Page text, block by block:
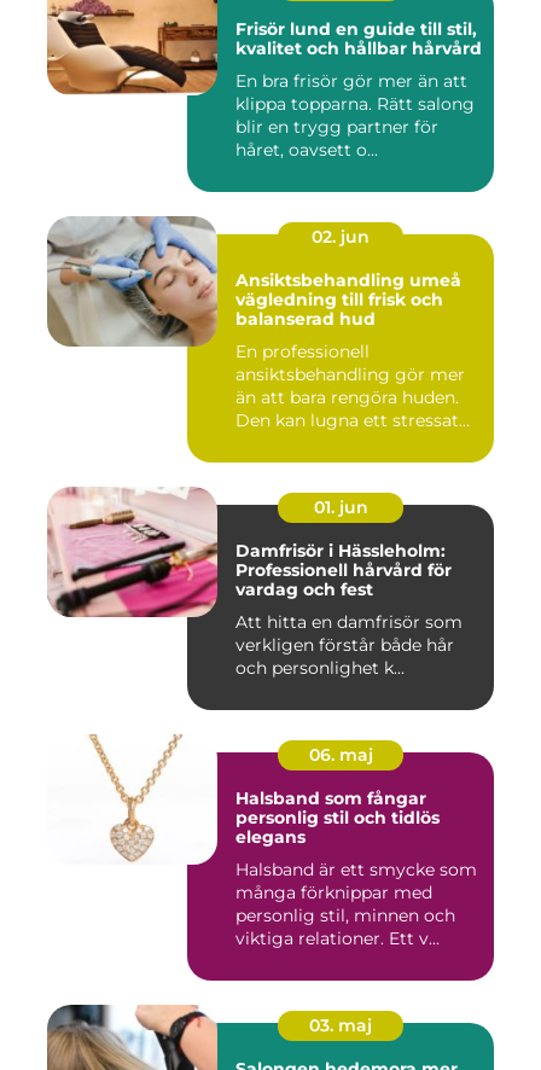
Frisör lund en guide till stil,
kvalitet och hållbar hårvård
En bra frisör gör mer än att
klippa topparna. Rätt salong
blir en trygg partner för
håret, oavsett o...
02. jun
Ansiktsbehandling umeå
vägledning till frisk och
balanserad hud
En professionell
ansiktsbehandling gör mer
än att bara rengöra huden.
Den kan lugna ett stressat
01. jun
Damfrisör i Hässleholm:
Professionell hårvård för
vardag och fest
Att hitta en damfrisör som
verkligen förstår både hår
och personlighet k...
06. maj
Halsband som fångar
personlig stil och tidlös
elegans
Halsband är ett smycke som
många förknippar med
personlig stil, minnen och
viktiga relationer. Ett v...
03. maj